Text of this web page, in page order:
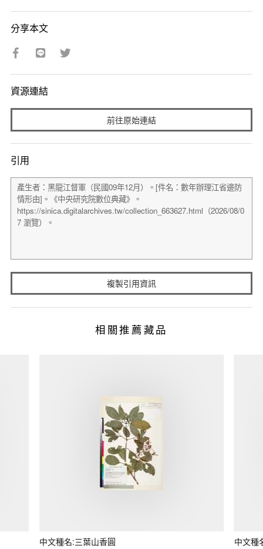
分享本文
資源連結
前往原始連結
引用
複製引用資訊
相關推薦藏品
中文種名:三葉山香圓 中文種